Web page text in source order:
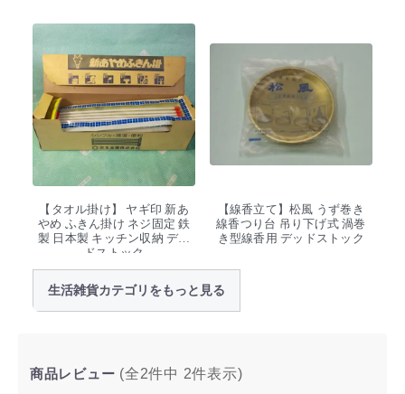
【タオル掛け】 ヤギ印 新あ
やめ ふきん掛け ネジ固定 鉄
製 日本製 キッチン収納 デッ
ドストック
【線香立て】松風 うず巻き
線香つり台 吊り下げ式 渦巻
き型線香用 デッドストック
生活雑貨カテゴリをもっと見る
商品レビュー (全2件中 2件表示)